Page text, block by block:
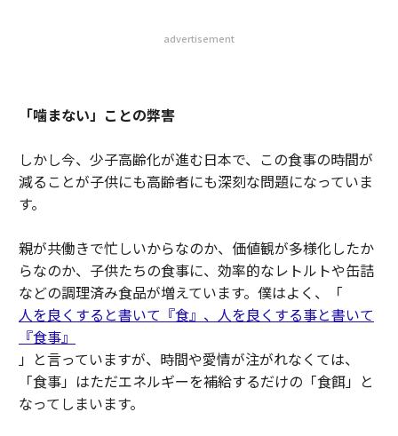
advertisement
「噛まない」ことの弊害
しかし今、少子高齢化が進む日本で、この食事の時間が
減ることが子供にも高齢者にも深刻な問題になっていま
す。
親が共働きで忙しいからなのか、価値観が多様化したか
らなのか、子供たちの食事に、効率的なレトルトや缶詰
などの調理済み食品が増えています。僕はよく、「
人を良くすると書いて『食』、人を良くする事と書いて
『食事』
」と言っていますが、時間や愛情が注がれなくては、
「食事」はただエネルギーを補給するだけの「食餌」と
なってしまいます。